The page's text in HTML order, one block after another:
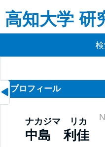
高知大学 研
プロフィール
ナカジマ リカ
中島 利佳